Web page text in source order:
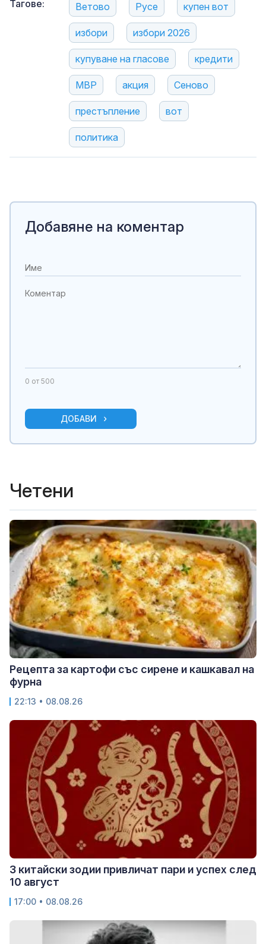
Тагове: Ветово Русе купен вот
избори избори 2026
купуване на гласове кредити
МВР акция Сеново
престъпление вот
политика
Добавяне на коментар
0 от 500
ДОБАВИ
Четени
Рецепта за картофи със сирене и кашкавал на
фурна
22:13 • 08.08.26
3 китайски зодии привличат пари и успех след
10 август
17:00 • 08.08.26